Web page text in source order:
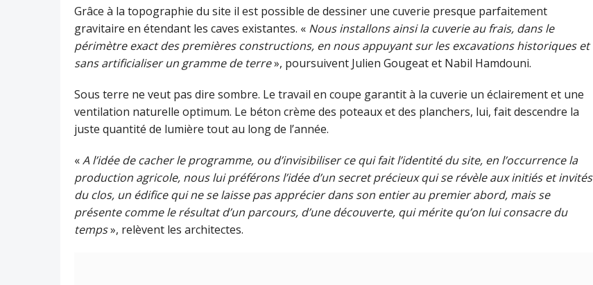
Grâce à la topographie du site il est possible de dessiner une cuverie presque parfaitement
gravitaire en étendant les caves existantes. « Nous installons ainsi la cuverie au frais, dans le
périmètre exact des premières constructions, en nous appuyant sur les excavations historiques et
sans artificialiser un gramme de terre», poursuivent Julien Gougeat et Nabil Hamdouni.
Sous terre ne veut pas dire sombre. Le travail en coupe garantit à la cuverie un éclairement et une
ventilation naturelle optimum. Le béton crème des poteaux et des planchers, lui, fait descendre la
juste quantité de lumière tout au long de l’année.
«A l’idée de cacher le programme, ou d’invisibiliser ce qui fait l’identité du site, en l’occurrence la
production agricole, nous lui préférons l’idée d’un secret précieux qui se révèle aux initiés et invités
du clos, un édifice qui ne se laisse pas apprécier dans son entier au premier abord, mais se
présente comme le résultat d’un parcours, d’une découverte, qui mérite qu’on lui consacre du
temps», relèvent les architectes.